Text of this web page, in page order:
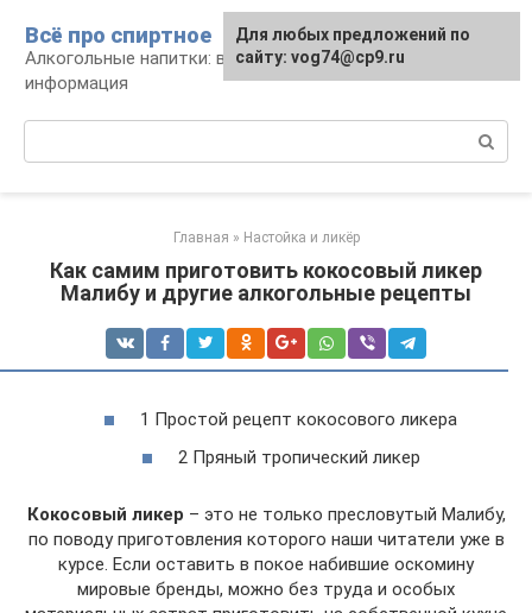
контенту
Всё про спиртное
Алкогольные напитки: виды, рецепты,
информация
Главная » Настойка и ликёр
Как самим приготовить кокосовый ликер
Малибу и другие алкогольные рецепты
1 Простой рецепт кокосового ликера
2 Пряный тропический ликер
Кокосовый ликер – это не только пресловутый Малибу,
по поводу приготовления которого наши читатели уже в
курсе. Если оставить в покое набившие оскомину
мировые бренды, можно без труда и особых
Для любых предложений по
сайту: vog74@cp9.ru